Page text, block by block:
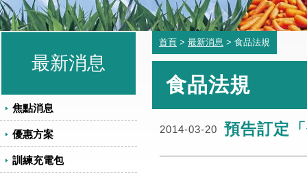
最新消息
焦點消息
優惠方案
訓練充電包
首頁 > 最新消息 > 食品法規
食品法規
2014-03-20 預告訂定